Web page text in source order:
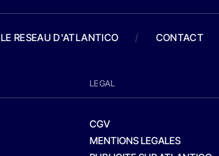
LE RESEAU D'ATLANTICO / CONTACT
LEGAL
CGV
MENTIONS LEGALES